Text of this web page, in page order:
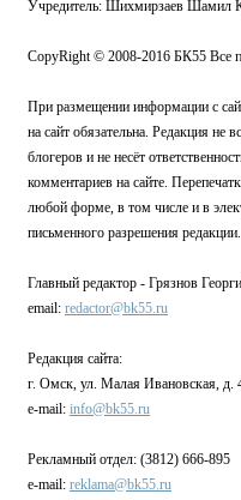
Учредитель: Шихмирзаев Шамил
CopyRight © 2008-2016 БК55 Все
При размещении информации с
на сайт обязательна. Редакция не
блогеров и не несёт
комментариев на сайте.
любой форме, в том числе и в
письменного разрешения редакции.
Главный редактор - Грязнов
email: redactor@bk55.ru
Редакция сайта:
г. Омск, ул. Малая Ивановская, д.
e-mail: info@bk55.ru
Рекламный отдел: (3812) 666-895
e-mail: reklama@bk55.ru